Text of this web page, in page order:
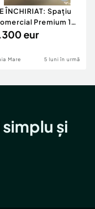
ÎNCHIRIAT: Spațiu
Premium 146
– Vizibili
eur
Mare 5 luni în urmă
și